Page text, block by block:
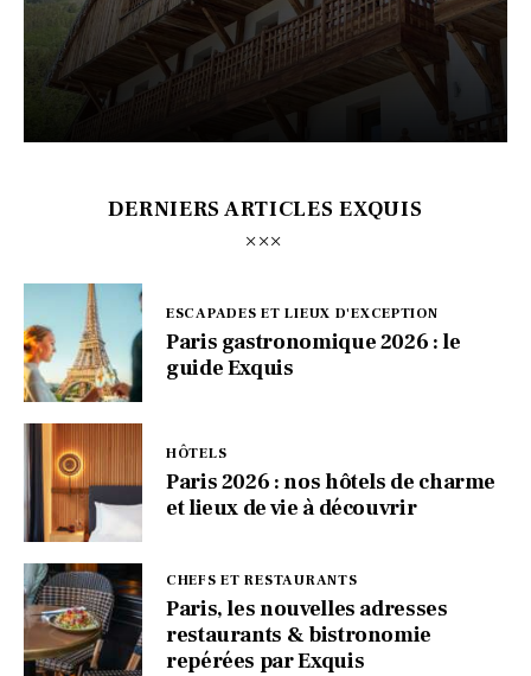
DERNIERS ARTICLES EXQUIS
ESCAPADES ET LIEUX D'EXCEPTION
Paris gastronomique 2026 : le
guide Exquis
HÔTELS
Paris 2026 : nos hôtels de charme
et lieux de vie à découvrir
CHEFS ET RESTAURANTS
Paris, les nouvelles adresses
restaurants & bistronomie
repérées par Exquis